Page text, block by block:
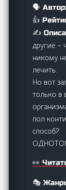
🗣️
👍
✍️
другие –
никому
лечить.
Но вот
только в
пол
способ?
👀
🎭